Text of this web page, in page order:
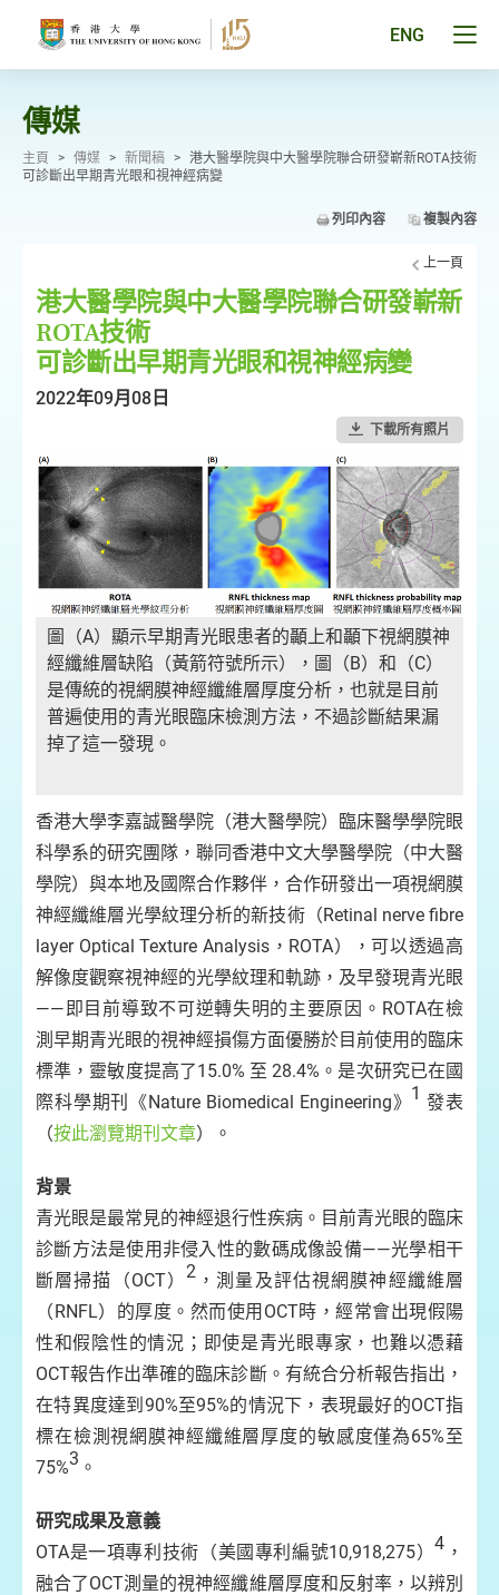
ENG
傳媒
主頁 > 傳媒 > 新聞稿 > 港大醫學院與中大醫學院聯合研發嶄新ROTA技術
可診斷出早期青光眼和視神經病變
列印內容 複製內容
上一頁
港大醫學院與中大醫學院聯合研發嶄新
ROTA技術
可診斷出早期青光眼和視神經病變
2022年09月08日
下載所有照片
圖（A）顯示早期青光眼患者的顳上和顳下視網膜神
經纖維層缺陷（黃箭符號所示），圖（B）和（C）
是傳統的視網膜神經纖維層厚度分析，也就是目前
普遍使用的青光眼臨床檢測方法，不過診斷結果漏
掉了這一發現。
香港大學李嘉誠醫學院（港大醫學院）臨床醫學學院眼
科學系的研究團隊，聯同香港中文大學醫學院（中大醫
學院）與本地及國際合作夥伴，合作研發出一項視網膜
神經纖維層光學紋理分析的新技術（Retinal nerve fibre
layer Optical Texture Analysis，ROTA），可以透過高
解像度觀察視神經的光學紋理和軌跡，及早發現青光眼
——即目前導致不可逆轉失明的主要原因。ROTA在檢
測早期青光眼的視神經損傷方面優勝於目前使用的臨床
標準，靈敏度提高了15.0% 至 28.4%。是次研究已在國
際科學期刊《Nature Biomedical Engineering》 1 發表
（按此瀏覽期刊文章）。
背景
青光眼是最常見的神經退行性疾​​病。目前青光眼的臨床
診斷方法是使用非侵入性的數碼成像設備——光學相干
斷層掃描（OCT） 2 ，測量及評估視網膜神經纖維層
（RNFL）的厚度。然而使用OCT時，經常會出現假陽
性和假陰性的情況；即使是青光眼專家，也難以憑藉
OCT報告作出準確的臨床診斷。有統合分析報告指出，
在特異度達到90%至95%的情況下，表現最好的OCT指
標在檢測視網膜神經纖維層厚度的敏感度僅為65%至
75%3 。
研究成果及意義
OTA是一項專利技術（美國專利編號10,918,275）4 ，
融合了OCT測量的視神經纖維層厚度和反射率，以辨別